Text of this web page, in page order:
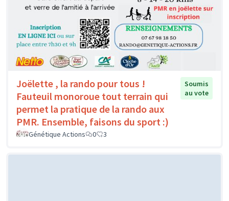
Joëlette , la rando pour tous !
Fauteuil monoroue tout terrain qui
permet la pratique de la rando aux
PMR. Ensemble, faisons du sport :)
Soumis
au vote
Génétique Actions 0 3